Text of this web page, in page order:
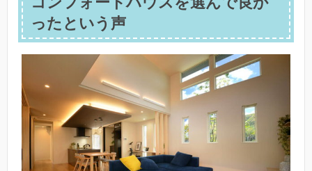
ったという声